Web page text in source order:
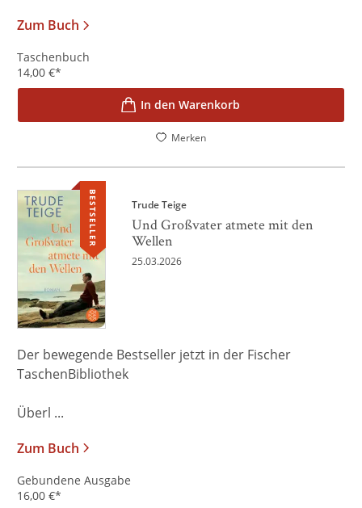
Zum Buch
Taschenbuch
14,00 €*
In den Warenkorb
Merken
BESTSELLER Trude Teige
Und Großvater atmete mit den
Wellen
25.03.2026
Der bewegende Bestseller jetzt in der Fischer
TaschenBibliothek
Überl ...
Zum Buch
Gebundene Ausgabe
16,00 €*